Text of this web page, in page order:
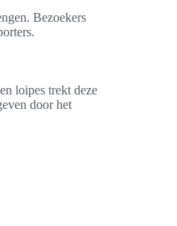
Bezoekers
loipes trekt deze
door het